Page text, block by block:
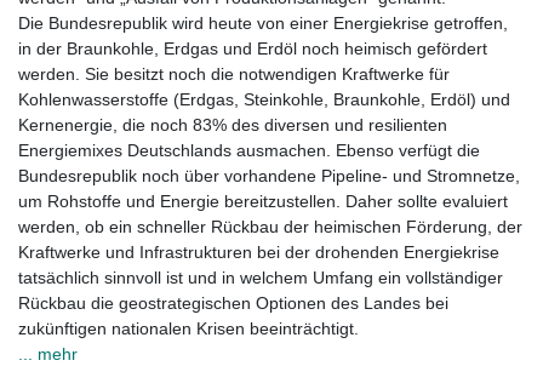
Die Bundesrepublik wird heute von einer Energiekrise getroffen,
in der Braunkohle, Erdgas und Erdöl noch heimisch gefördert
werden. Sie besitzt noch die notwendigen Kraftwerke für
Kohlenwasserstoffe (Erdgas, Steinkohle, Braunkohle, Erdöl) und
Kernenergie, die noch 83% des diversen und resilienten
Energiemixes Deutschlands ausmachen. Ebenso verfügt die
Bundesrepublik noch über vorhandene Pipeline- und Stromnetze,
um Rohstoffe und Energie bereitzustellen. Daher sollte evaluiert
werden, ob ein schneller Rückbau der heimischen Förderung, der
Kraftwerke und Infrastrukturen bei der drohenden Energiekrise
tatsächlich sinnvoll ist und in welchem Umfang ein vollständiger
Rückbau die geostrategischen Optionen des Landes bei
zukünftigen nationalen Krisen beeinträchtigt.
... mehr